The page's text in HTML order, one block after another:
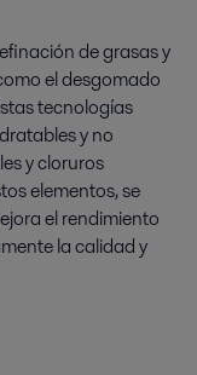
de grasas y
el desgomado
tecnologías
y no
y cloruros
elementos, se
el rendimiento
la calidad y